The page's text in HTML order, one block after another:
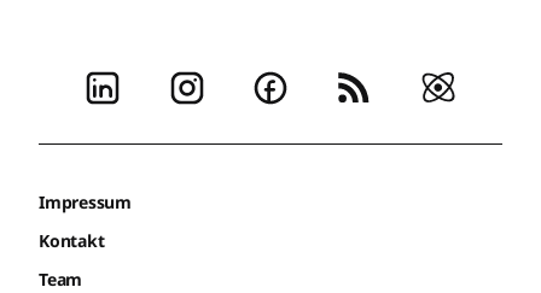
Impressum
Kontakt
Team